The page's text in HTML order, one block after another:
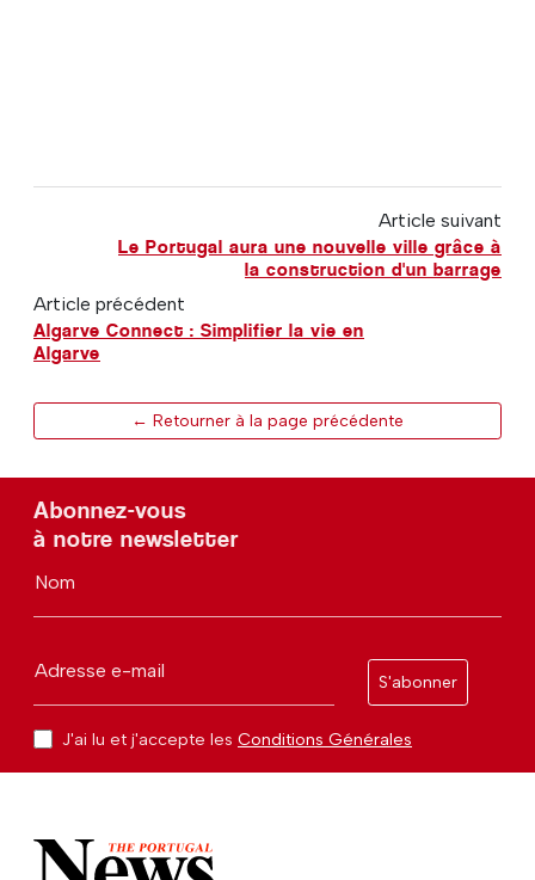
Article suivant
Le Portugal aura une nouvelle ville grâce à
la construction d'un barrage
Article précédent
Algarve Connect : Simplifier la vie en
Algarve
← Retourner à la page précédente
Abonnez-vous
à notre newsletter
Nom
Adresse e-mail
S'abonner
J'ai lu et j'accepte les Conditions Générales